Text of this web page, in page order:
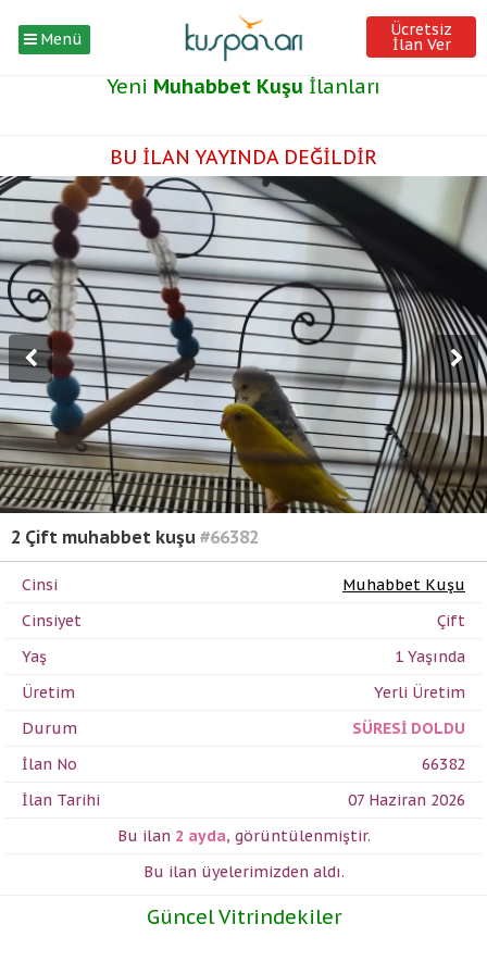
Menü Ücretsiz
İlan Ver
Yeni Muhabbet Kuşu İlanları
BU İLAN YAYINDA DEĞİLDİR
2 Çift muhabbet kuşu #66382
Cinsi
Muhabbet Kuşu
Cinsiyet
Çift
Yaş
1 Yaşında
Üretim
Yerli Üretim
Durum
SÜRESİ DOLDU
İlan No
66382
İlan Tarihi
07 Haziran 2026
Bu ilan 2 ayda, görüntülenmiştir.
Bu ilan üyelerimizden aldı.
Güncel Vitrindekiler